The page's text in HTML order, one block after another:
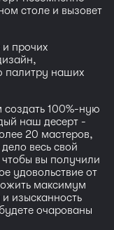
столе и вызовет
и прочих
палитру наших
100%-ную
наш десерт -
20 мастеров,
весь свой
вы получили
удовольствие от
максимум
изысканность
очарованы